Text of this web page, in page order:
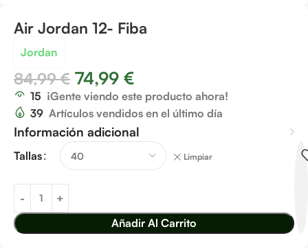
Air Jordan 12- Fiba
Jordan
84,99€ 74,99 €
15 ¡Gente viendo este producto ahora!
39 Artículos vendidos en el último día
Información adicional
Tallas Limpiar
Añadir Al Carrito